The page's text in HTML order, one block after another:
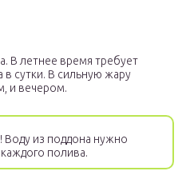
В летнее время требует
в сутки. В сильную жару
и вечером.
! Воду из поддона нужно
полива.